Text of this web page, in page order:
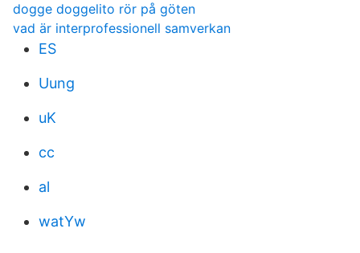
dogge doggelito rör på göten
vad är interprofessionell samverkan
ES
Uung
uK
cc
al
watYw